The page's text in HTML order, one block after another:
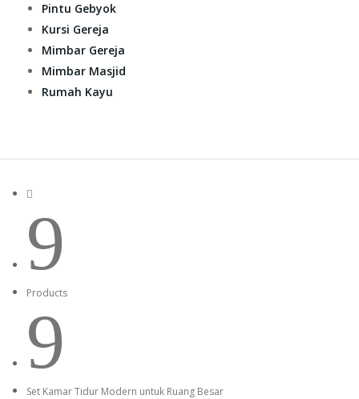
Pintu Gebyok
Kursi Gereja
Mimbar Gereja
Mimbar Masjid
Rumah Kayu

9
Products
9
Set Kamar Tidur Modern untuk Ruang Besar